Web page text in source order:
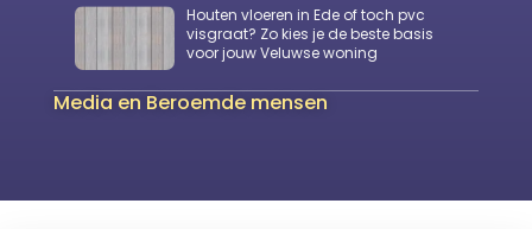
Houten vloeren in Ede of toch pvc
visgraat? Zo kies je de beste basis
voor jouw Veluwse woning
Media en Beroemde mensen